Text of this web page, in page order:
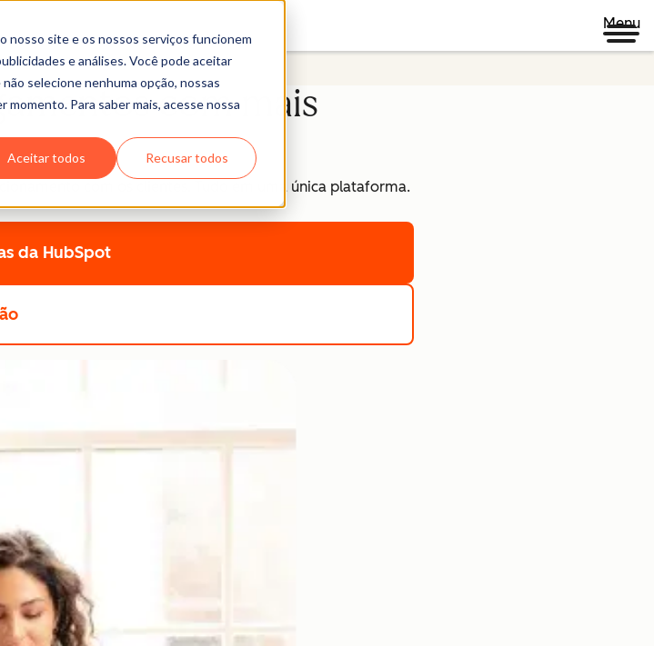
nosso site e os nossos serviços funcionem
e análises. Você pode aceitar
selecione nenhuma opção, nossas
Para saber mais, acesse nossa
Aceitar todos Recusar todos
Menu
com mais
com os clientes. Tudo em uma única plataforma.
da HubSpot